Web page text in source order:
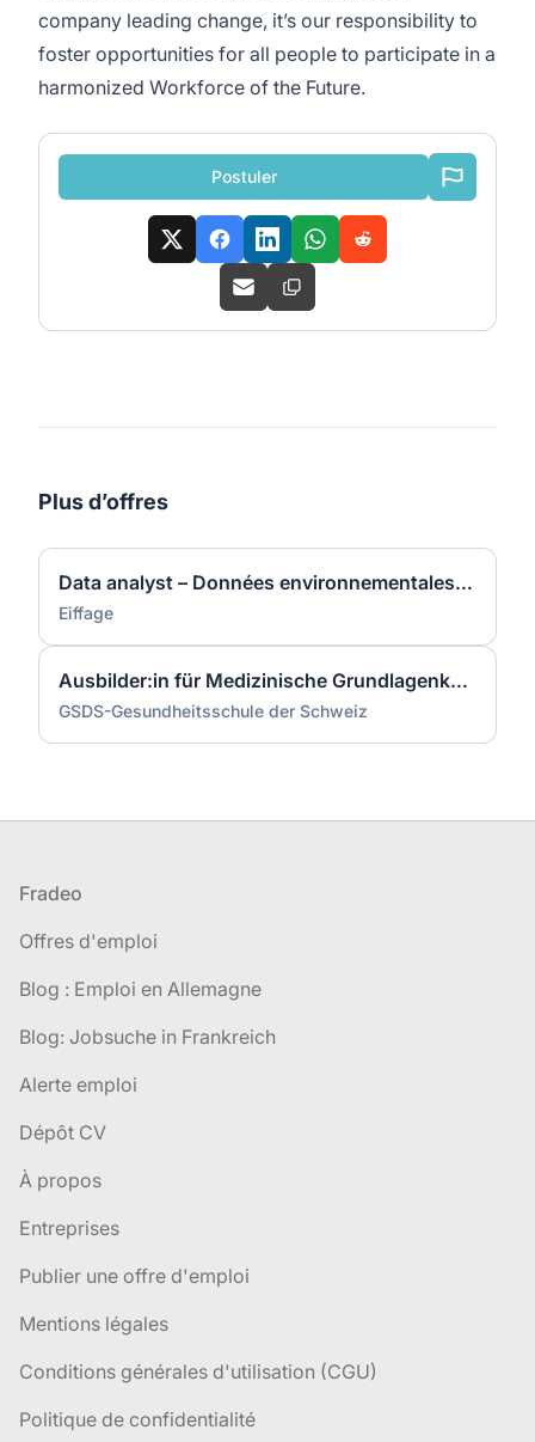
company leading change, it’s our responsibility to
foster opportunities for all people to participate in a
harmonized Workforce of the Future.
Postuler
Plus d’offres
Data analyst – Données environnementales F/H
Eiffage
Ausbilder:in für Medizinische Grundlagenkurse
GSDS-Gesundheitsschule der Schweiz
Pied de page
Fradeo
Offres d'emploi
Blog : Emploi en Allemagne
Blog: Jobsuche in Frankreich
Alerte emploi
Dépôt CV
À propos
Entreprises
Publier une offre d'emploi
Mentions légales
Conditions générales d'utilisation (CGU)
Politique de confidentialité